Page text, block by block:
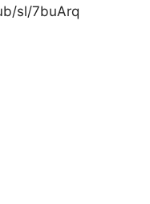
sl/7buArq